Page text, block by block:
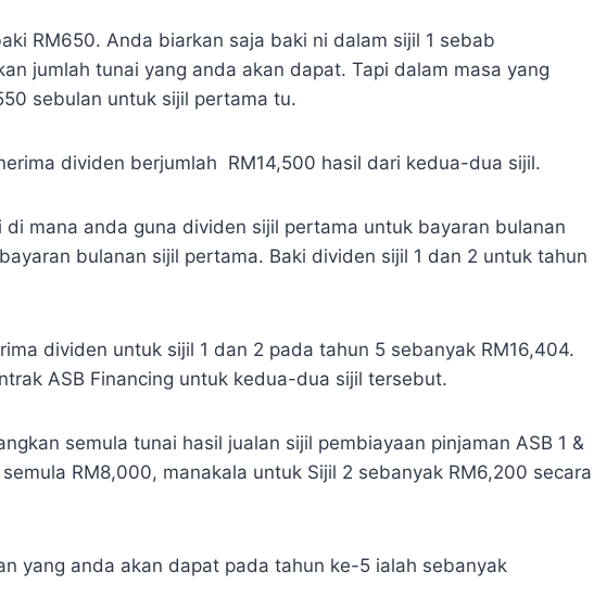
RM650. Anda biarkan saja baki ni dalam sijil 1 sebab
jumlah tunai yang anda akan dapat. Tapi dalam masa yang
sebulan untuk sijil pertama tu.
dividen berjumlah RM14,500 hasil dari kedua-dua sijil.
mana anda guna dividen sijil pertama untuk bayaran bulanan
bulanan sijil pertama. Baki dividen sijil 1 dan 2 untuk tahun
dividen untuk sijil 1 dan 2 pada tahun 5 sebanyak RM16,404.
ASB Financing untuk kedua-dua sijil tersebut.
semula tunai hasil jualan sijil pembiayaan pinjaman ASB 1 &
RM8,000, manakala untuk Sijil 2 sebanyak RM6,200 secara
yang anda akan dapat pada tahun ke-5 ialah sebanyak